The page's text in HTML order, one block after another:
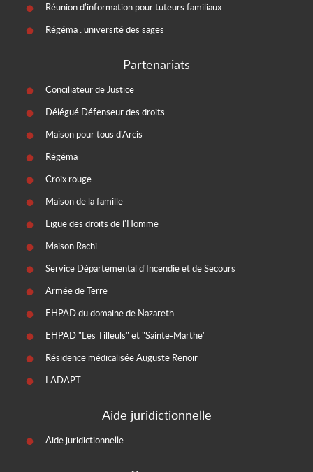
Réunion d'information pour tuteurs familiaux
Régéma : université des sages
Partenariats
Conciliateur de Justice
Délégué Défenseur des droits
Maison pour tous d'Arcis
Régéma
Croix rouge
Maison de la famille
Ligue des droits de l'Homme
Maison Rachi
Service Départemental d'Incendie et de Secours
Armée de Terre
EHPAD du domaine de Nazareth
EHPAD "Les Tilleuls" et "Sainte-Marthe"
Résidence médicalisée Auguste Renoir
LADAPT
Aide juridictionnelle
Aide juridictionnelle